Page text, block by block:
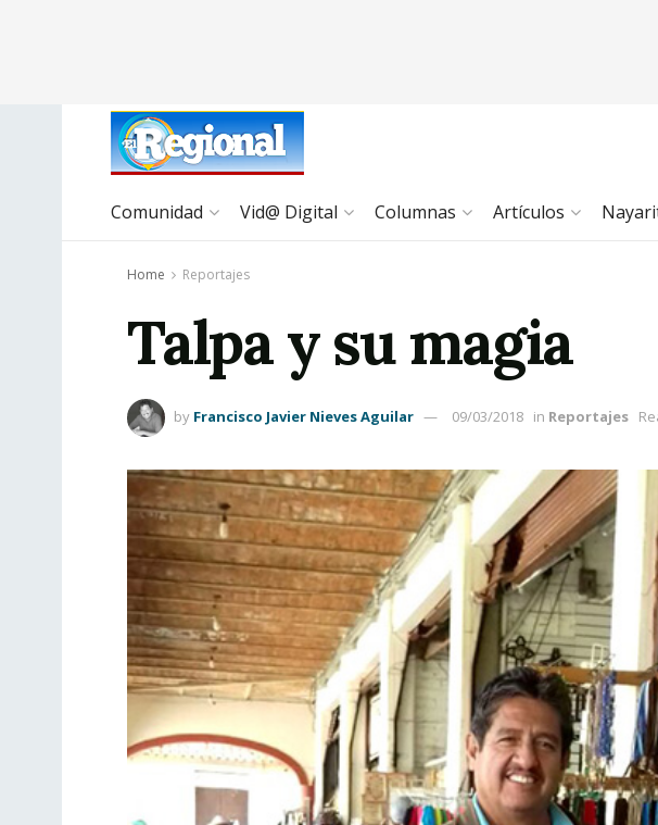
Comunidad Vid@ Digital Columnas Artículos
Home Reportajes
Talpa y su magia
by Francisco Javier Nieves Aguilar 09/03/2018 in Reportajes